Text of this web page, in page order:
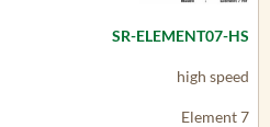
SR-ELEMENT07-HS
high speed
Element 7